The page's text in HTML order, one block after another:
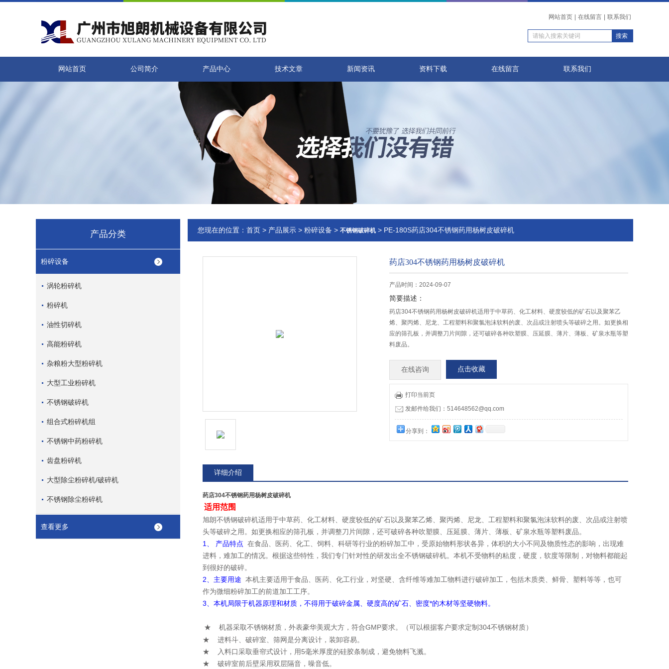
网站首页 在线留言 联系我们
网站首页 公司简介 产品中心 技术文章 新闻资讯 资料下载 在线留言 联系我们
产品分类
粉碎设备
涡轮粉碎机
粉碎机
油性切碎机
高能粉碎机
杂粮粉大型粉碎机
大型工业粉碎机
不锈钢破碎机
组合式粉碎机组
不锈钢中药粉碎机
齿盘粉碎机
大型除尘粉碎机/破碎机
不锈钢除尘粉碎机
查看更多
您现在的位置： 首页 > 产品展示 > 粉碎设备 > 不锈钢破碎机> PE-180S药店304不锈钢药用杨树皮破碎机
药店304不锈钢药用杨树皮破碎机
产品时间：2024-09-07
简要描述：
药店304不锈钢药用杨树皮破碎机适用于中草药、化工材料、硬度较低的矿石以及聚苯乙
烯、聚丙烯、尼龙、工程塑料和聚氯泡沫软料的废、次品或注射喷头等破碎之用。如更换相
应的筛孔板，并调整刀片间隙，还可破碎各种吹塑膜、压延膜、薄片、薄板、矿泉水瓶等塑
料废品。
在线咨询 点击收藏
打印当前页
发邮件给我们：514648562@qq.com
分享到：
详细介绍
药店304不锈钢药用杨树皮破碎机
适用范围
旭朗不锈钢破碎机适用于中草药、化工材料、硬度较低的矿石以及聚苯乙烯、聚丙烯、尼龙、工程塑料和聚氯泡沫软料的废、次品或注射喷
头等破碎之用。如更换相应的筛孔板，并调整刀片间隙，还可破碎各种吹塑膜、压延膜、薄片、薄板、矿泉水瓶等塑料废品。
1、 产品特点 在食品、医药、化工、饲料、科研等行业的粉碎加工中，受原始物料形状各异，体积的大小不同及物质性态的影响，出现难
进料，难加工的情况。根据这些特性，我们专门针对性的研发出全不锈钢破碎机。本机不受物料的粘度，硬度，软度等限制，对物料都能起
到很好的破碎。
2、主要用途 本机主要适用于食品、医药、化工行业，对坚硬、含纤维等难加工物料进行破碎加工，包括木质类、鲜骨、塑料等等，也可
作为微细粉碎加工的前道加工工序。
3、本机局限于机器原理和材质，不得用于破碎金属、硬度高的矿石、密度*的木材等坚硬物料。
★ 机器采取不锈钢材质，外表豪华美观大方，符合GMP要求。（可以根据客户要求定制304不锈钢材质）
★ 进料斗、破碎室、筛网是分离设计，装卸容易。
★ 入料口采取垂帘式设计，用5毫米厚度的硅胶条制成，避免物料飞溅。
★ 破碎室前后壁采用双层隔音，噪音低。